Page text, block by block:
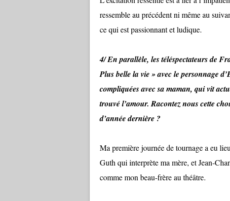
ressemble au précédent ni même au
ce qui est passionnant et ludique.
4/ En parallèle, les téléspectateurs de
Plus belle la vie » avec le personnage
compliquées avec sa maman, qui vit
trouvé l’amour. Racontez nous cette
d’année dernière ?
Ma première journée de tournage a eu
Guth qui interprète ma mère, et Jean-
comme mon beau-frère au théâtre.